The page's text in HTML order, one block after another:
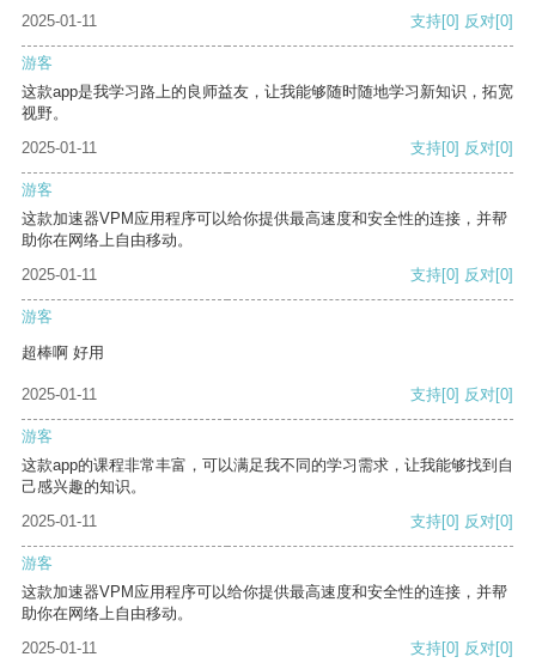
2025-01-11 支持[0] 反对[0]
游客
这款app是我学习路上的良师益友，让我能够随时随地学习新知识，拓宽
视野。
2025-01-11
支持[0] 反对[0]
游客
这款加速器VPM应用程序可以给你提供最高速度和安全性的连接，并帮
助你在网络上自由移动。
2025-01-11
支持[0] 反对[0]
游客
超棒啊 好用
2025-01-11 支持[0] 反对[0]
游客
这款app的课程非常丰富，可以满足我不同的学习需求，让我能够找到自
己感兴趣的知识。
2025-01-11
支持[0] 反对[0]
游客
这款加速器VPM应用程序可以给你提供最高速度和安全性的连接，并帮
助你在网络上自由移动。
2025-01-11
支持[0] 反对[0]